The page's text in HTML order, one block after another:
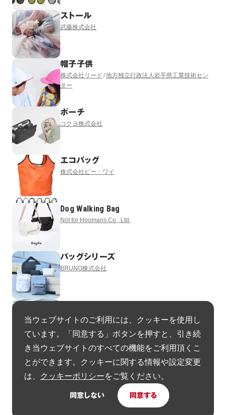
ストール
武藤株式会社
帽子子供
株式会社リード 地方独立行政法人岩手県工業技術セン
ター
ポーチ
コクヨ株式会社
エコバッグ
株式会社ビー・ワイ
Dog Walking Bag
Not for Hoomans Co., Ltd.
バッグシリーズ
BRUNO株式会社
BRUNO株式会社
Dell Pro Premium EcoLoop Series
Dell Technologies
ヘルメットインナー
当ウェブサイトのご利用には、クッキーを使用し
ています。「同意する」ボタンを押すと、引き続
き当ウェブサイトのすべての機能をご利用頂くこ
とができます。クッキーに関する情報や設定変更
は、
クッキーポリシーをご覧ください。
同意しない 同意する